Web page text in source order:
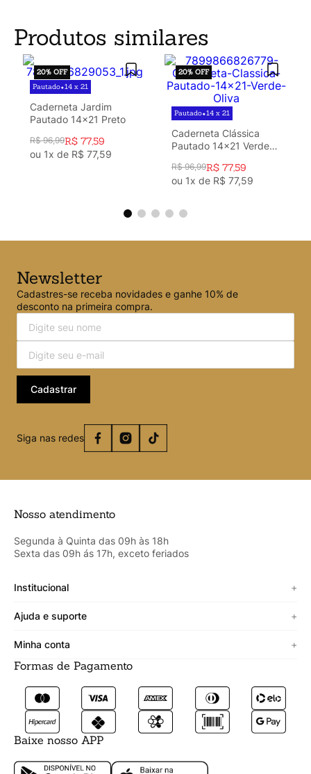
Produtos similares
20% OFF
Pautado•14 x 21
Caderneta Jardim
Pautado 14x21 Preto
R$ 96,99R$ 77,59
ou 1x de R$ 77,59
20% OFF
Pautado•14 x 21
Caderneta Clássica
Pautado 14x21 Verde
R$ 96,99R$ 77,59
ou 1x de R$ 77,59
Newsletter
Cadastres-se receba novidades e ganhe 10% de
desconto na primeira compra.
Cadastrar
Siga nas redes
Nosso atendimento
Segunda à Quinta das 09h às 18h
Sexta das 09h ás 17h, exceto feriados
Institucional +
Sobre a Cicero
Fale conosco
Ajuda e suporte +
Termos de uso
Política de segurança
Prazos de entrega
Formas de pagamento
Minha conta +
Meus Dados
Meus Pedidos
Meus Favoritos
Formas de Pagamento
Baixe nosso APP